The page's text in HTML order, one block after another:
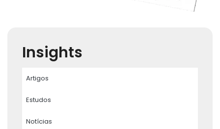
Insights
Artigos
Estudos
Notícias